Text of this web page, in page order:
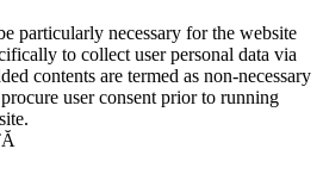
particularly necessary for the website
to collect user personal data via
contents are termed as non-necessary
user consent prior to running